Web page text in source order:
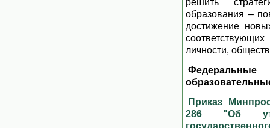
решить
образования –
достижение
личности,
Приказ
286 "Об